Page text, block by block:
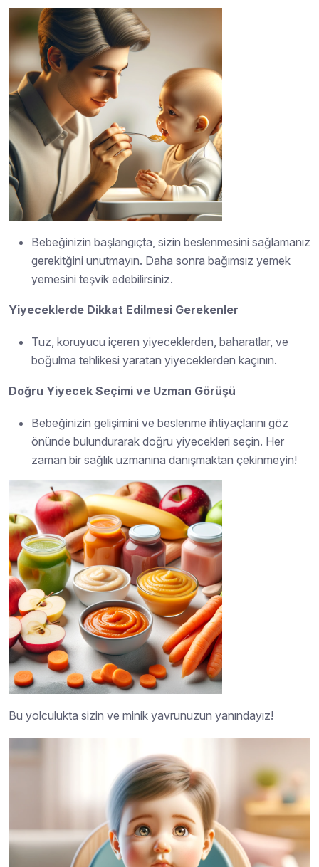
Bebeğinizin başlangıçta, sizin beslenmesini sağlamanız
gerekitğini unutmayın. Daha sonra bağımsız yemek
yemesini teşvik edebilirsiniz.
Yiyeceklerde Dikkat Edilmesi Gerekenler
Tuz, koruyucu içeren yiyeceklerden, baharatlar, ve
boğulma tehlikesi yaratan yiyeceklerden kaçının.
Doğru Yiyecek Seçimi ve Uzman Görüşü
Bebeğinizin gelişimini ve beslenme ihtiyaçlarını göz
önünde bulundurarak doğru yiyecekleri seçin. Her
zaman bir sağlık uzmanına danışmaktan çekinmeyin!
Bu yolculukta sizin ve minik yavrunuzun yanındayız!